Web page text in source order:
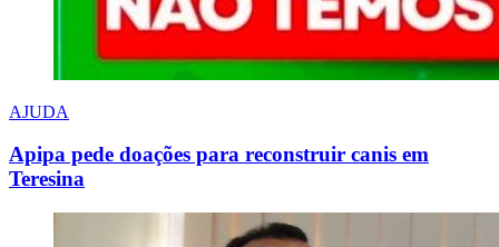
AJUDA
Apipa pede doações para reconstruir canis em
Teresina